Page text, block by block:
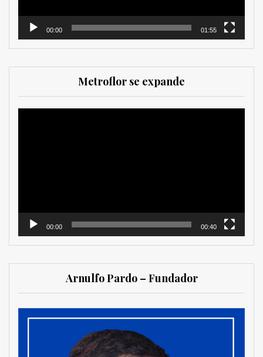
00:00 01:55
Metroflor se expande
00:00 00:40
Arnulfo Pardo – Fundador